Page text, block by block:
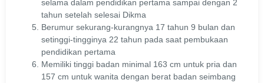
selama dalam pendidikan pertama sampai dengan 2
tahun setelah selesai Dikma
Berumur sekurang-kurangnya 17 tahun 9 bulan dan
setinggi-tingginya 22 tahun pada saat pembukaan
pendidikan pertama
Memiliki tinggi badan minimal 163 cm untuk pria dan
157 cm untuk wanita dengan berat badan seimbang